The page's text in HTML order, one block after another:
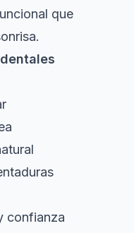
que
confianza